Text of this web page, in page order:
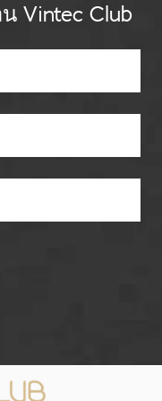
Vintec Club